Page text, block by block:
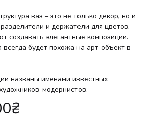
ваз – это не только декор, но и
и держатели для цветов,
создавать элегантные композиции.
будет похожа на арт-объект в
названы именами известных
модернистов.
₴